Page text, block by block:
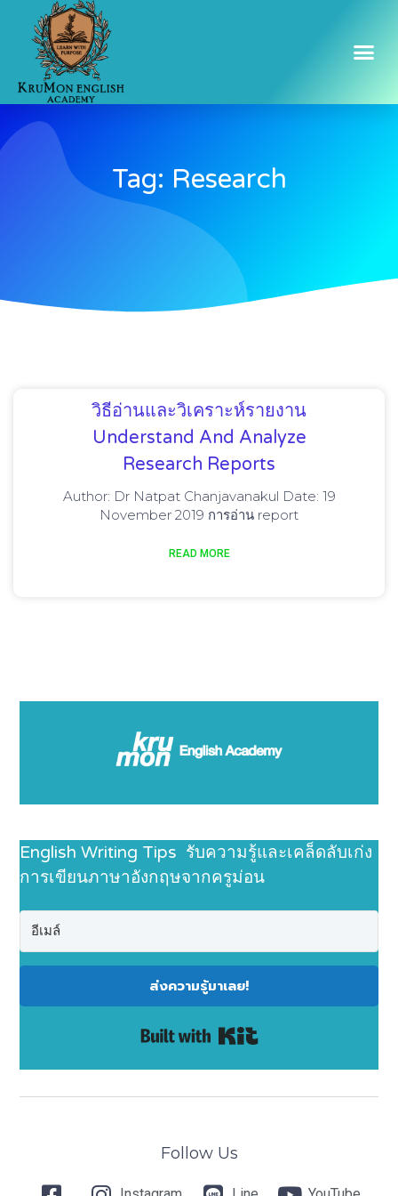
Tag: Research
วิธีอ่านและวิเคราะห์รายงาน
Understand And Analyze
Research Reports
Author: Dr Natpat Chanjavanakul Date: 19
November 2019 การอ่าน report
READ MORE
English Writing Tips รับความรู้และเคล็ดลับเก่ง
การเขียนภาษาอังกฤษจากครูม่อน
ส่งความรู้มาเลย!
Follow Us